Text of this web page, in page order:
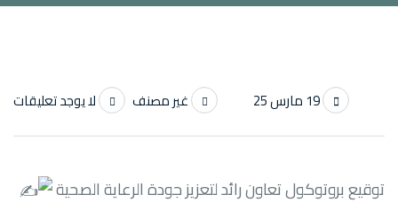
غير مصنف لا يوجد تعليقات
توقيع بروتوكول تعاون رائد لتعزيز جودة الرعاية الصحية